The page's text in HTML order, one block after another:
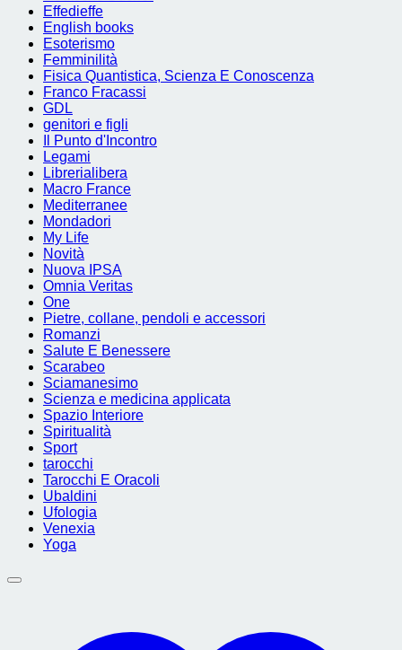
Effedieffe
English books
Esoterismo
Femminilità
Fisica Quantistica, Scienza E Conoscenza
Franco Fracassi
GDL
genitori e figli
Il Punto d'Incontro
Legami
Librerialibera
Macro France
Mediterranee
Mondadori
My Life
Novità
Nuova IPSA
Omnia Veritas
One
Pietre, collane, pendoli e accessori
Romanzi
Salute E Benessere
Scarabeo
Sciamanesimo
Scienza e medicina applicata
Spazio Interiore
Spiritualità
Sport
tarocchi
Tarocchi E Oracoli
Ubaldini
Ufologia
Venexia
Yoga